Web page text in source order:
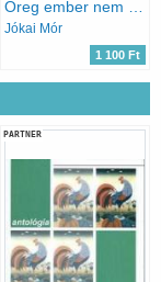
Jókai Mór
1 100 Ft
PARTNER